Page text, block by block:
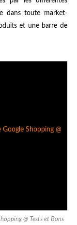
dans toute market-
et une barre de
@ Tests et Bons